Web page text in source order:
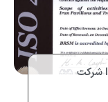
تمدید گواهینامه بین‌المللی ISO ۴۵۰۰۱ شرکت